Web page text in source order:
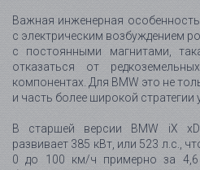
электромобиля, зависят от
маршрута, стиля вождения
контроля.
Для своего класса BMW iX
эффективность. Здесь
интеллектуальное
терморегуляция батареи.